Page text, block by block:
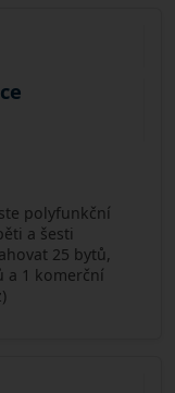
polyfunkční
a šesti
25 bytů,
a 1 komerční